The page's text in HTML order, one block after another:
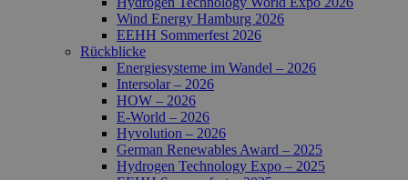
Wind Energy Hamburg 2026
EEHH Sommerfest 2026
Rückblicke
Energiesysteme im Wandel – 2026
Intersolar – 2026
HOW – 2026
E-World – 2026
Hyvolution – 2026
German Renewables Award – 2025
Hydrogen Technology Expo – 2025